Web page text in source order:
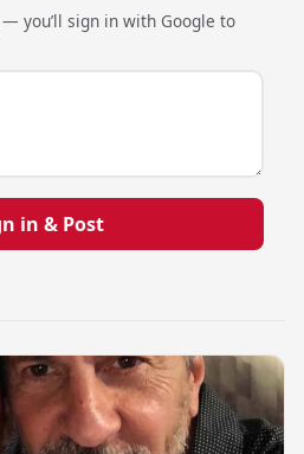
you’ll sign in with Google to
in & Post